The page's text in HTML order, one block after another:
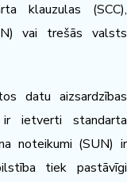
klauzulas (SCC),
vai trešās valsts
datu aizsardzības
ir ietverti standarta
noteikumi (SUN) ir
tiek pastāvīgi